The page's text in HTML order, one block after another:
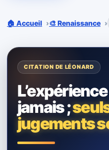
🏠 Accueil 🎨 Renaissance
CITATION DE LÉONARD
jamais ;
jugements